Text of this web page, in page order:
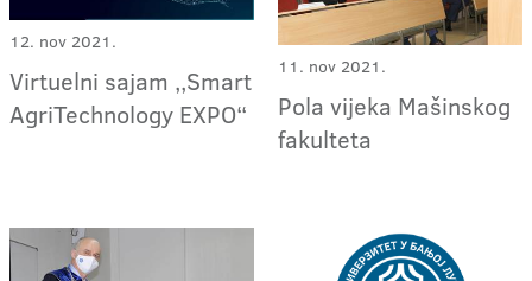
12. nov 2021.
Virtuelni sajam ,,Smart
AgriTechnology EXPO“
11. nov 2021.
Pola vijeka Mašinskog
fakulteta